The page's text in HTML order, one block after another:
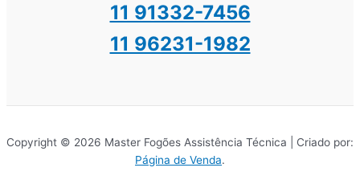
11 91332-7456
11 96231-1982
Copyright © 2026 Master Fogões Assistência Técnica | Criado por:
Página de Venda.